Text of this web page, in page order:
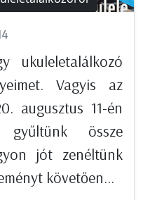
ukuleletalálkozó
Vagyis az
augusztus 11-én
össze
jót zenéltünk
követően...